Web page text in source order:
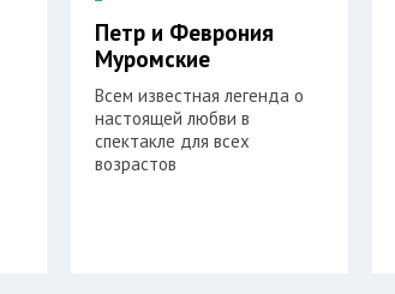
Петр и Феврония
Муромские
Всем известная легенда о
настоящей любви в
спектакле для всех
возрастов